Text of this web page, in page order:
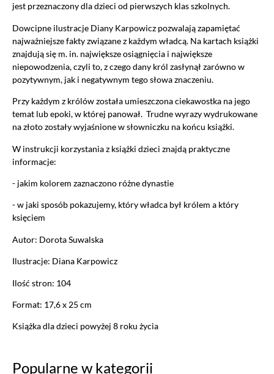
jest przeznaczony dla dzieci od pierwszych klas szkolnych.
Dowcipne ilustracje Diany Karpowicz pozwalają zapamiętać
najważniejsze fakty związane z każdym władcą. Na kartach książki
znajdują się m. in. największe osiągnięcia i największe
niepowodzenia, czyli to, z czego dany król zasłynął zarówno w
pozytywnym, jak i negatywnym tego słowa znaczeniu.
Przy każdym z królów została umieszczona ciekawostka na jego
temat lub epoki, w której panował. Trudne wyrazy wydrukowane
na złoto zostały wyjaśnione w słowniczku na końcu książki.
W instrukcji korzystania z książki dzieci znajdą praktyczne
informacje:
- jakim kolorem zaznaczono różne dynastie
- w jaki sposób pokazujemy, który władca był królem a który
księciem
Autor: Dorota Suwalska
Ilustracje: Diana Karpowicz
Ilość stron: 104
Format: 17,6 x 25 cm
Książka dla dzieci powyżej 8 roku życia
Popularne w kategorii
informacje przez nie gromadzone były przetwarzane przez